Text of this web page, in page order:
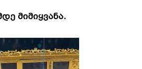
მიმიყვანა.